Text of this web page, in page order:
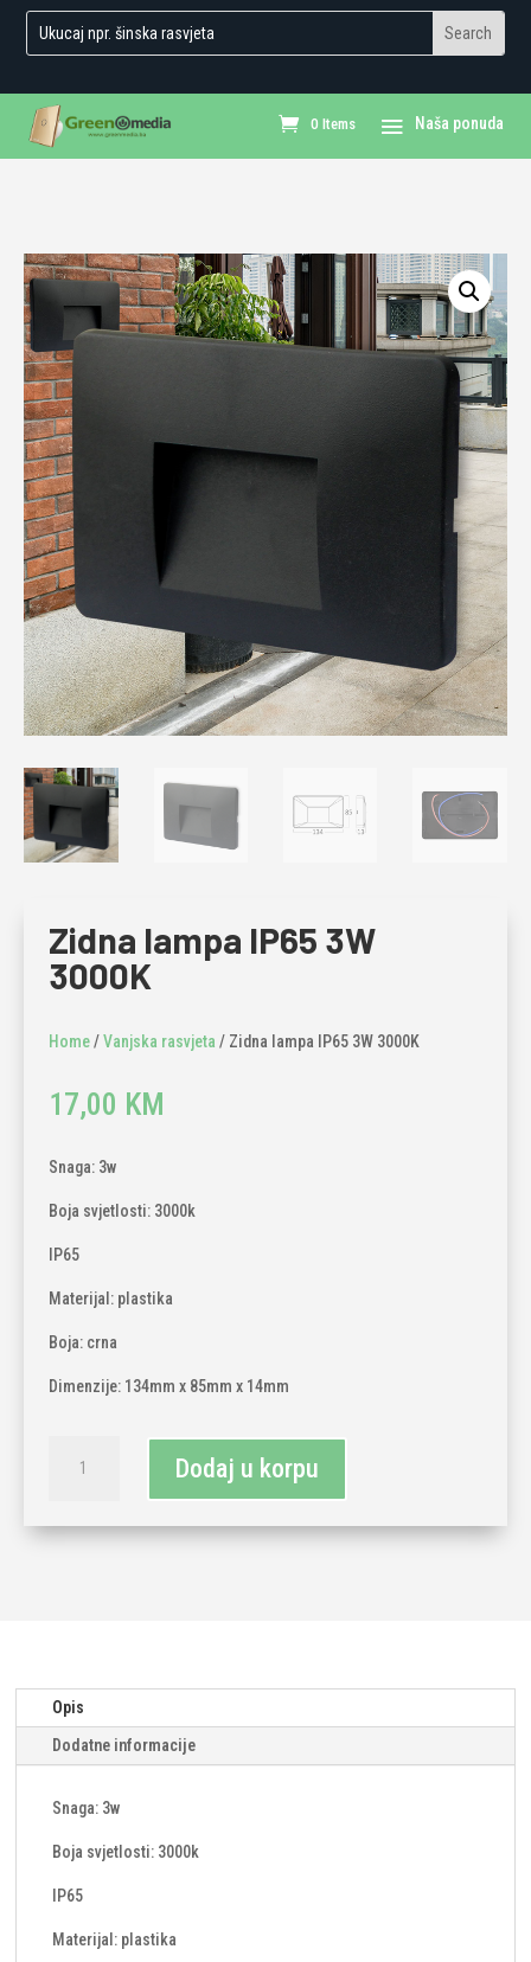
0 Items
Zidna lampa IP65 3W
3000K
Home/Vanjska rasvjeta / Zidna lampa IP65 3W 3000K
17,00 KM
Snaga: 3w
Boja svjetlosti: 3000k
IP65
Materijal: plastika
Boja: crna
Dimenzije: 134mm x 85mm x 14mm
lampa
3W
Dodaj u korpu
Opis
Dodatne informacije
Snaga: 3w
Boja svjetlosti: 3000k
IP65
Materijal: plastika